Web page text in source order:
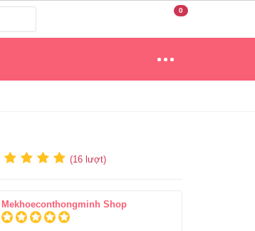
0
(16 lượt)
Mekhoeconthongminh Shop